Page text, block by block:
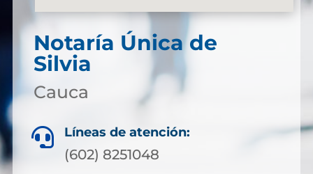
Notaría Única de
Silvia
Cauca
 Líneas de atención:
(602) 8251048